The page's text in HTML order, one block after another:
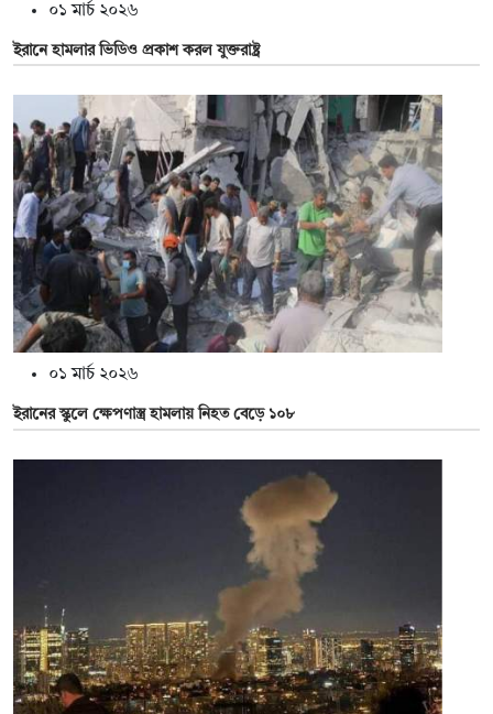
০১ মার্চ ২০২৬
ইরানে হামলার ভিডিও প্রকাশ করল যুক্তরাষ্ট্র
০১ মার্চ ২০২৬
ইরানের স্কুলে ক্ষেপণাস্ত্র হামলায় নিহত বেড়ে ১০৮